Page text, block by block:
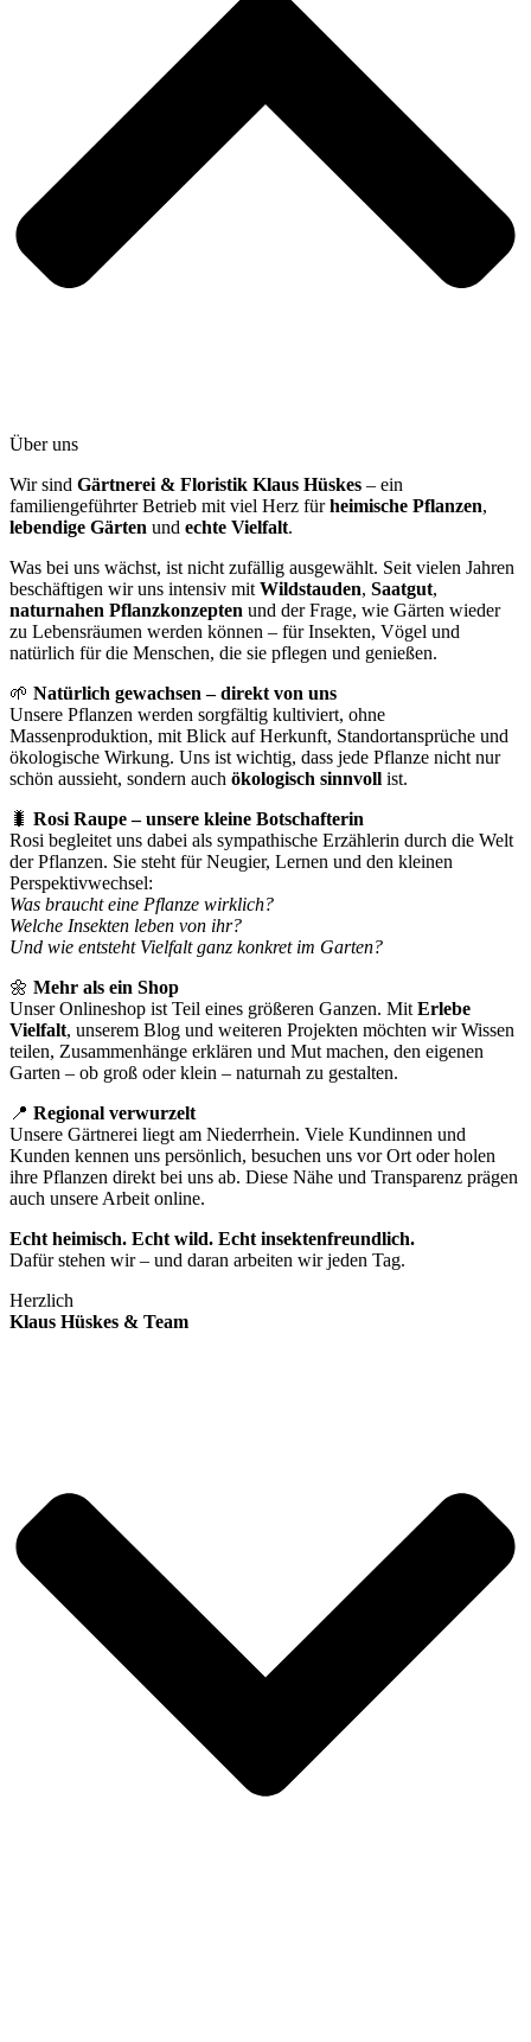
Über uns
Wir sind Gärtnerei & Floristik Klaus Hüskes – ein
familiengeführter Betrieb mit viel Herz fürheimische Pflanzen,
lebendige Gärten und echte Vielfalt.
Was bei uns wächst, ist nicht zufällig ausgewählt. Seit vielen Jahren
beschäftigen wir uns intensiv mit Wildstauden, Saatgut,
naturnahen Pflanzkonzepten und der Frage, wie Gärten wieder
zu Lebensräumen werden können – für Insekten, Vögel und
natürlich für die Menschen, die sie pflegen und genießen.
🌱 Natürlich gewachsen – direkt von uns
Unsere Pflanzen werden sorgfältig kultiviert, ohne
Massenproduktion, mit Blick auf Herkunft, Standortansprüche und
ökologische Wirkung. Uns ist wichtig, dass jede Pflanze nicht nur
schön aussieht, sondern auch ökologisch sinnvoll ist.
🐛 Rosi Raupe – unsere kleine Botschafterin
Rosi begleitet uns dabei als sympathische Erzählerin durch die Welt
der Pflanzen. Sie steht für Neugier, Lernen und den kleinen
Perspektivwechsel:
Was braucht eine Pflanze wirklich?
Welche Insekten leben von ihr?
Und wie entsteht Vielfalt ganz konkret im Garten?
🌼 Mehr als ein Shop
Unser Onlineshop ist Teil eines größeren Ganzen. Mit Erlebe
Vielfalt, unserem Blog und weiteren Projekten möchten wir Wissen
teilen, Zusammenhänge erklären und Mut machen, den eigenen
Garten – ob groß oder klein – naturnah zu gestalten.
📍 Regional verwurzelt
Unsere Gärtnerei liegt am Niederrhein. Viele Kundinnen und
Kunden kennen uns persönlich, besuchen uns vor Ort oder holen
ihre Pflanzen direkt bei uns ab. Diese Nähe und Transparenz prägen
auch unsere Arbeit online.
Echt heimisch. Echt wild. Echt insektenfreundlich.
Dafür stehen wir – und daran arbeiten wir jeden Tag.
Herzlich
Klaus Hüskes & Team